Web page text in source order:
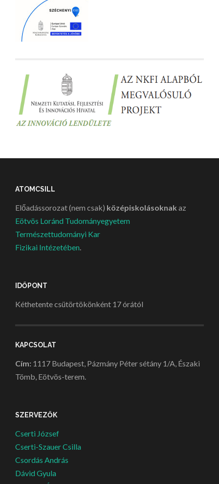
ATOMCSILL
Előadássorozat (nem csak) középiskolásoknak az
Eötvös Loránd Tudományegyetem
Természettudományi Kar
Fizikai Intézetében.
IDŐPONT
Kéthetente csütörtökönként 17 órától
KAPCSOLAT
Cím: 1117 Budapest, Pázmány Péter sétány 1/A, Északi
Tömb, Eötvös-terem.
SZERVEZŐK
Cserti József
Cserti-Szauer Csilla
Csordás András
Dávid Gyula